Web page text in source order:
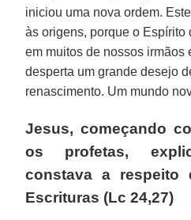
iniciou uma nova ordem.
às origens, porque o Espírito
em muitos de nossos irmãos
desperta um grande desejo
renascimento. Um mundo
Jesus, começando
os profetas,
constava a respeito
Escrituras (Lc 24,27)